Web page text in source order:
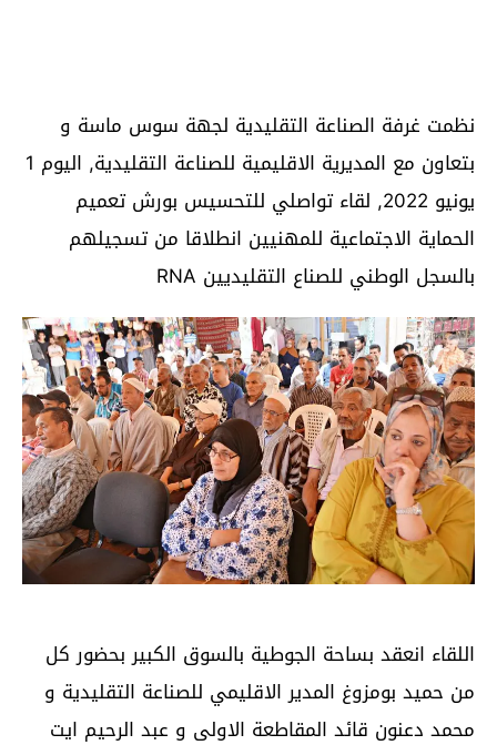
نظمت غرفة الصناعة التقليدية لجهة سوس ماسة و
بتعاون مع المديرية الاقليمية للصناعة التقليدية, اليوم 1
يونيو 2022, لقاء تواصلي للتحسيس بورش تعميم
الحماية الاجتماعية للمهنيين انطلاقا من تسجيلهم
بالسجل الوطني للصناع التقليديين RNA
اللقاء انعقد بساحة الجوطية بالسوق الكبير بحضور كل
من حميد بومزوغ المدير الاقليمي للصناعة التقليدية و
محمد دعنون قائد المقاطعة الاولى و عبد الرحيم ايت